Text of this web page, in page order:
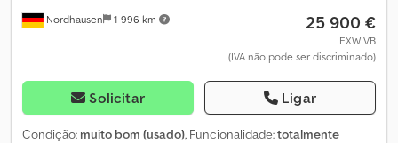
Nordhausen 1 996 km 25 900 €
EXW VB
(IVA não pode ser discriminado)
Solicitar Ligar
Condição: muito bom (usado), Funcionalidade:totalmente